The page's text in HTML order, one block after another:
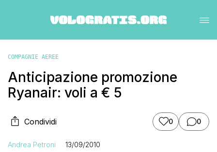
COMPAGNIE AEREE
Anticipazione promozione
Ryanair: voli a € 5
Condividi 0 0
Andrea Petroni 13/09/2010